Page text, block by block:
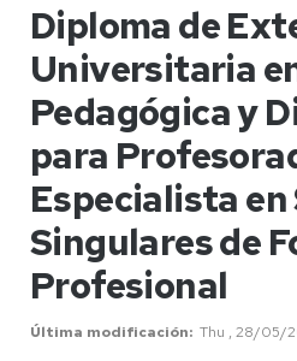
Diploma de
Universitaria
Pedagógica y
para
Especialista
Singulares de
Profesional
Última modificación Thu , 28/05/